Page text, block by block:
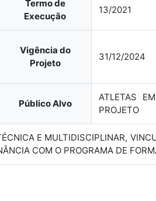
Termo de
Execução
13/2021
Vigência do
Projeto
31/12/2024
Público Alvo
ATLETAS
PROJETO
E MULTIDISCIPLINAR,
COM O PROGRAMA DE